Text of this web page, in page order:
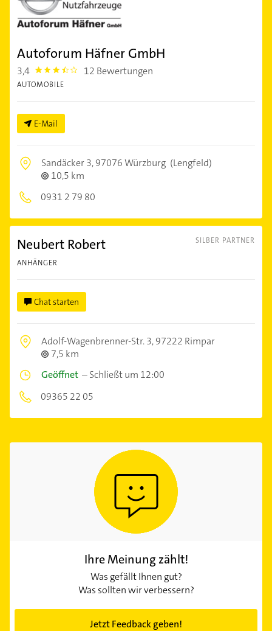
Autoforum Häfner GmbH
3,4 3.4 12 Bewertungen
AUTOMOBILE
E-Mail
Sandäcker 3,97076 Würzburg (Lengfeld)
10,5 km
0931 2 79 80
SILBER PARTNER
Neubert Robert
ANHÄNGER
Chat starten
Adolf-Wagenbrenner-Str. 3,97222 Rimpar
7,5 km
Geöffnet –Schließt um 12:00
09365 22 05
Ihre Meinung zählt!
Was gefällt Ihnen gut?
Was sollten wir verbessern?
Jetzt Feedback geben!